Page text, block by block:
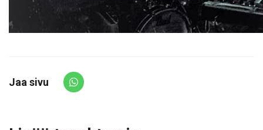
Jaa sivu
Share via Whatsapp